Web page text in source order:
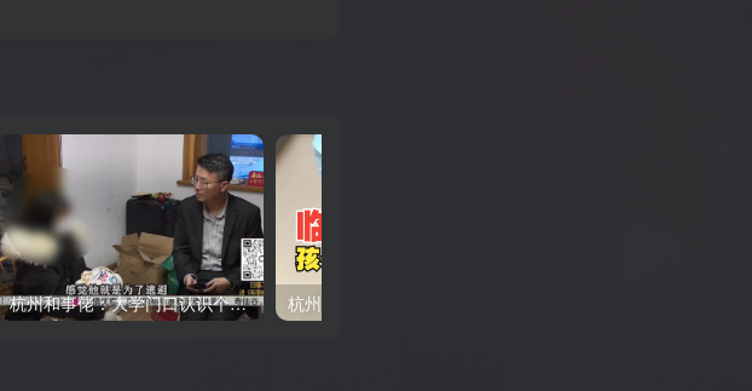
杭州和事佬：大学门口认识个男生，约会怀孕然后男生失联了 后续来了